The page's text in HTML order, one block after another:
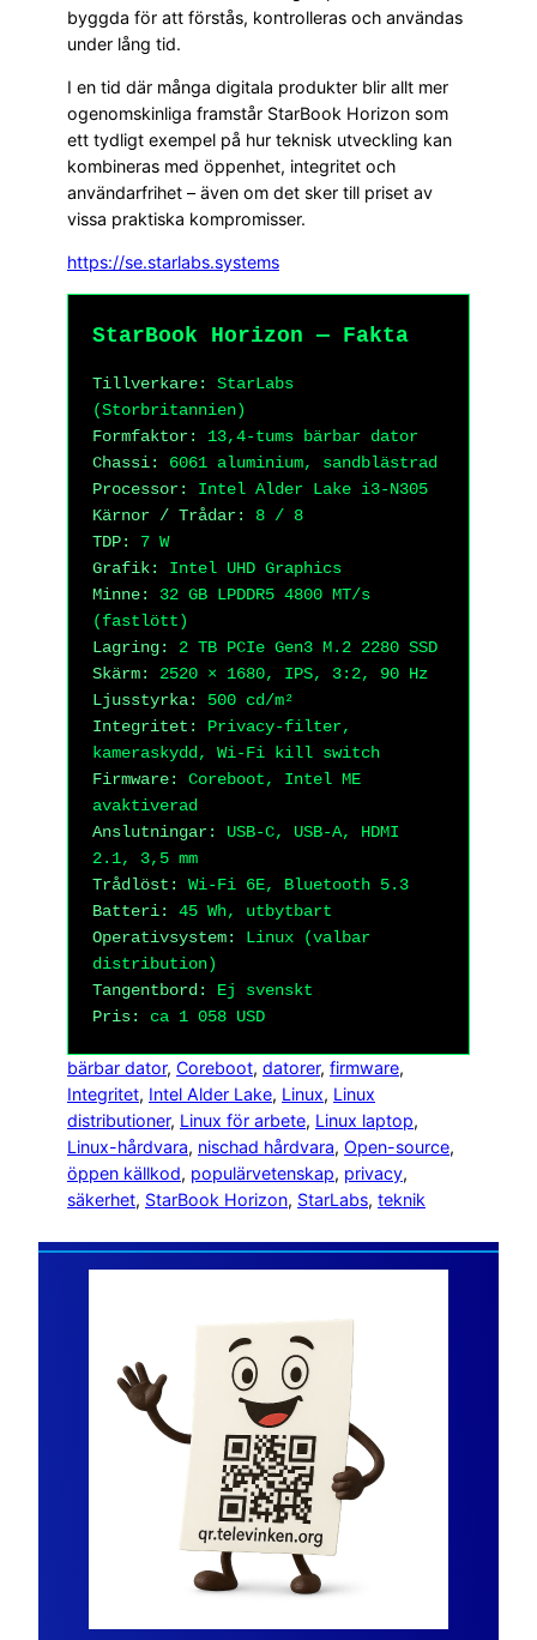
byggda för att förstås, kontrolleras och användas
under lång tid.
I en tid där många digitala produkter blir allt mer
ogenomskinliga framstår StarBook Horizon som
ett tydligt exempel på hur teknisk utveckling kan
kombineras med öppenhet, integritet och
användarfrihet – även om det sker till priset av
vissa praktiska kompromisser.
https://se.starlabs.systems
StarBook Horizon — Fakta
Tillverkare:
StarLabs
(Storbritannien)
Formfaktor:
13,4-tums bärbar dator
Chassi:
6061 aluminium, sandblästrad
Processor:
Intel Alder Lake i3-N305
Kärnor / Trådar:
8 / 8
TDP:
7 W
Grafik:
Intel UHD Graphics
Minne:
32 GB LPDDR5 4800 MT/s
(fastlött)
Lagring:
2 TB PCIe Gen3 M.2 2280 SSD
Skärm:
2520 × 1680, IPS, 3:2, 90 Hz
Ljusstyrka:
500 cd/m²
Integritet:
Privacy-filter,
kameraskydd, Wi-Fi kill switch
Firmware:
Coreboot, Intel ME
avaktiverad
Anslutningar:
USB-C, USB-A, HDMI
2.1, 3,5 mm
Trådlöst:
Wi-Fi 6E, Bluetooth 5.3
Batteri:
45 Wh, utbytbart
Operativsystem:
Linux (valbar
distribution)
Tangentbord:
Ej svenskt
Pris:
ca 1 058 USD
bärbar dator, Coreboot, datorer, firmware
Integritet, Intel Alder Lake, Linux, Linux
distributioner, Linux för arbete, Linux laptop
Linux-hårdvara, nischad hårdvara, Open-source
öppen källkod, populärvetenskap, privacy
säkerhet, StarBook Horizon, StarLabs, teknik